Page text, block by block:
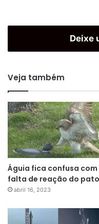
Deixe
Veja também
Águia fica confusa com
falta de reação do pato
abril 16, 2023